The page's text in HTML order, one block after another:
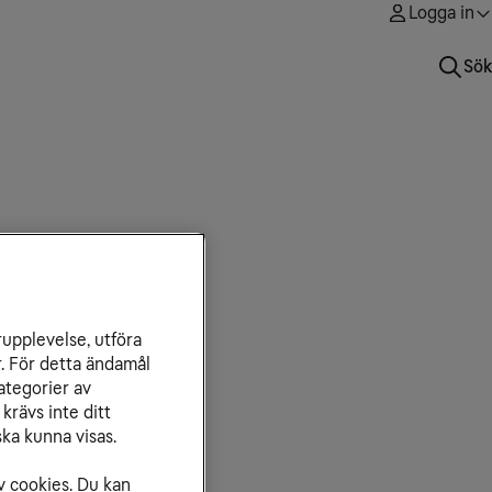
Logga in
Sök
utföra
detta ändamål
av
krävs inte ditt
kunna visas.
cookies. Du kan